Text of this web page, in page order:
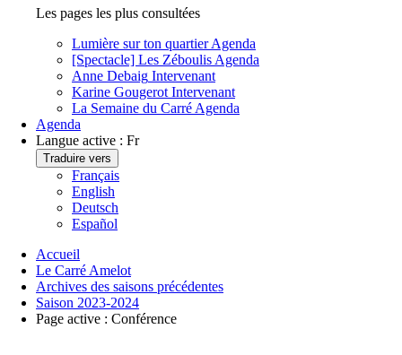
Les pages les plus consultées
Lumière sur ton quartier Agenda
[Spectacle] Les Zéboulis Agenda
Anne Debaig Intervenant
Karine Gougerot Intervenant
La Semaine du Carré Agenda
Agenda
Langue active : Fr
Traduire vers
Français
English
Deutsch
Español
Accueil
Le Carré Amelot
Archives des saisons précédentes
Saison 2023-2024
Page active : Conférence